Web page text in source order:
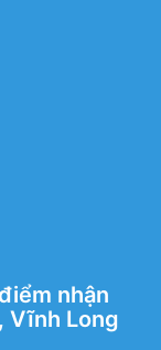
nhận
Vĩnh Long